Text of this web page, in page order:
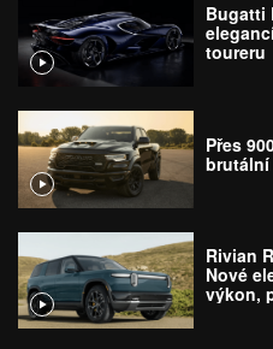
Bugatti
toureru
Přes
brutální
Rivian
Nové
výkon,